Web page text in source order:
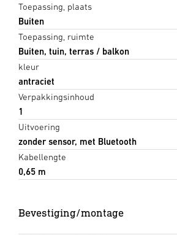
Toepassing, plaats
Buiten
Toepassing, ruimte
Buiten, tuin, terras / balkon
kleur
antraciet
Verpakkingsinhoud
1
Uitvoering
zonder sensor, met Bluetooth
Kabellengte
0,65 m
Bevestiging/montage